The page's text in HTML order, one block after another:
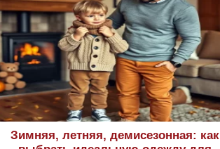
Зимняя, летняя, демисезонная: как